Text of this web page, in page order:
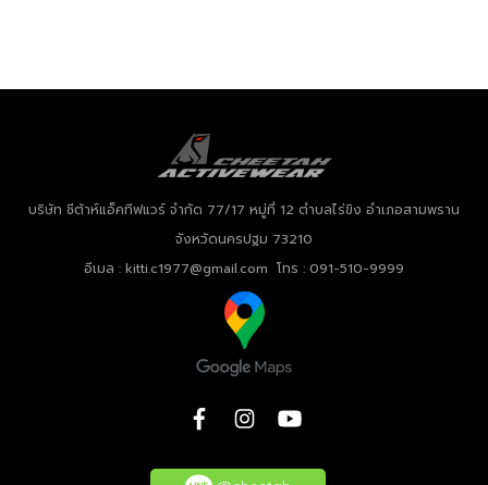
บริษัท ชีต้าห์แอ็คทีฟแวร์ จำกัด 77/17 หมู่ที่ 12 ตำบลไร่ขิง อำเภอสามพราน
จังหวัดนครปฐม 73210
อีเมล : kitti.c1977@gmail.com โทร : 091-510-9999